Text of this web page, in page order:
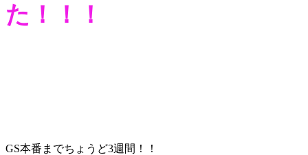
た！！！
GS本番までちょうど3週間！！